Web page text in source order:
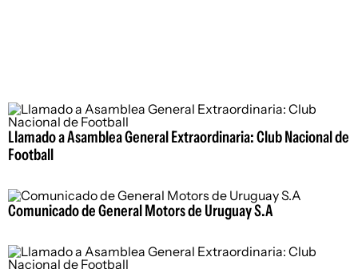
Llamado a Asamblea General Extraordinaria: Club Nacional de
Football
Comunicado de General Motors de Uruguay S.A